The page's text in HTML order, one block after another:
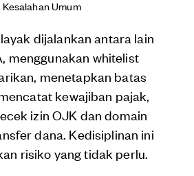
Umum
dijalankan antara lain
menggunakan whitelist
menetapkan batas
kewajiban pajak,
izin OJK dan domain
dana. Kedisiplinan ini
risiko yang tidak perlu.